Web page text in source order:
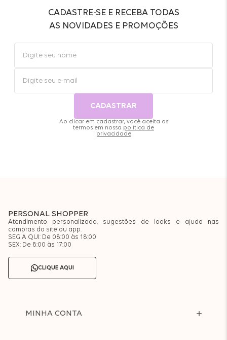
CADASTRE-SE E RECEBA TODAS
AS NOVIDADES E PROMOÇÕES
CADASTRAR
Ao clicar em cadastrar, você aceita os
termos em nossa política de
privacidade
PERSONAL SHOPPER
Atendimento personalizado, sugestões de looks e ajuda nas
compras do site ou app.
SEG A QUI: De 08:00 às 18:00
SEX: De 8:00 às 17:00
CLIQUE AQUI
MINHA CONTA